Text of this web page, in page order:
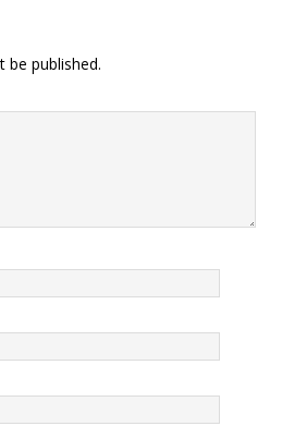
be published.